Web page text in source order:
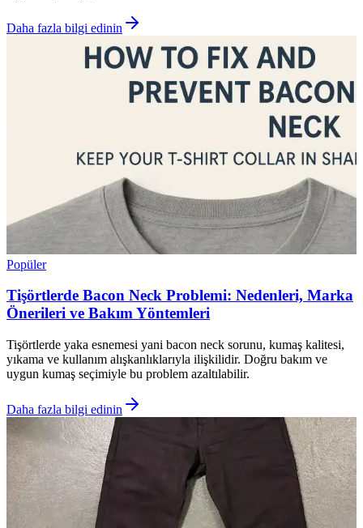
Daha fazla bilgi edinin
Popüler
Tişörtlerde Bacon Neck Problemi: Nedenleri, Marka
Önerileri ve Bakım Yöntemleri
Tişörtlerde yaka esnemesi yani bacon neck sorunu, kumaş kalitesi,
yıkama ve kullanım alışkanlıklarıyla ilişkilidir. Doğru bakım ve
uygun kumaş seçimiyle bu problem azaltılabilir.
Daha fazla bilgi edinin